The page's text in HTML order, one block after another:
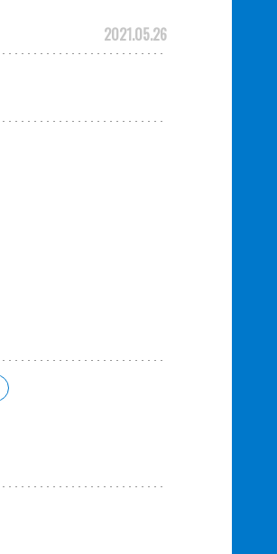
2021.05.26